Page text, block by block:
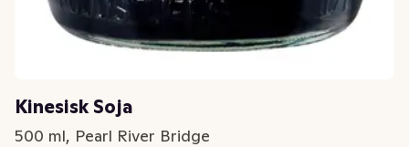
Kinesisk Soja
500 ml, Pearl River Bridge